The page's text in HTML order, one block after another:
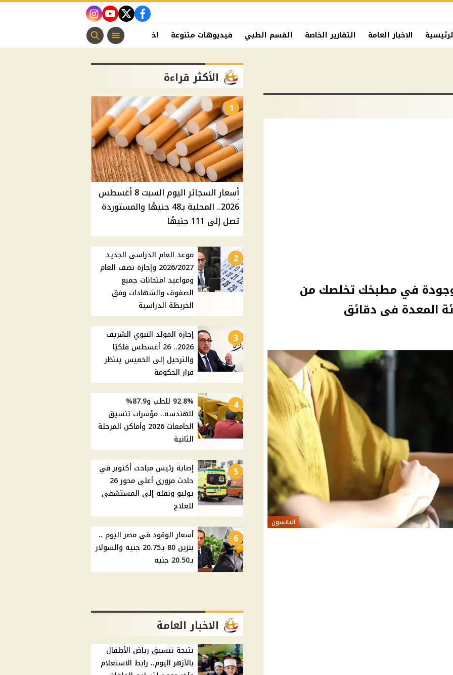
facebook
twitter
youtube
instagram
الاخبار العامة التقارير الخاصة القسم الطبي فيديوهات متنوعة اخبار الفن منوعات مسيحية
في مطبخك تخلصك من
المعدة فى دقائق
اليانسون
الأكثر قراءة
1
أسعار السجائر اليوم السبت 8 أغسطس
2026.. المحلية بـ48 جنيهًا والمستوردة
تصل إلى 111 جنيهًا
2
موعد العام الدراسي الجديد
2026/2027 وإجازة نصف العام
ومواعيد امتحانات جميع
الصفوف والشهادات وفق
الخريطة الدراسية
3
إجازة المولد النبوي الشريف
2026.. 26 أغسطس فلكيًا
والترحيل إلى الخميس ينتظر
قرار الحكومة
4
92.8% للطب و87.9%
للهندسة.. مؤشرات تنسيق
الجامعات 2026 وأماكن المرحلة
الثانية
5
إصابة رئيس مباحث أكتوبر في
حادث مروري أعلى محور 26
يوليو ونقله إلى المستشفى
للعلاج
6
أسعار الوقود في مصر اليوم ..
بنزين 80 بـ20.75 جنيه والسولار
بـ20.50 جنيه
الاخبار العامة
نتيجة تنسيق رياض الأطفال
بالأزهر اليوم.. رابط الاستعلام